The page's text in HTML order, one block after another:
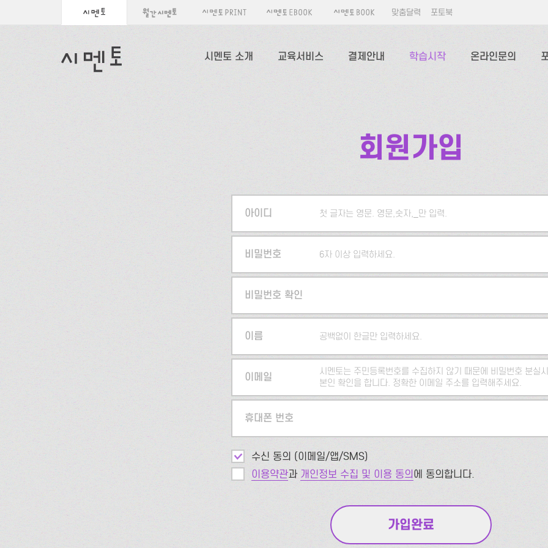
맞춤달력 포토북
시멘토 소개 교육서비스 결제안내 학습시작 온라인문의
회원가입
아이디 첫 글자는 영문. 영문,숫자,_만 입력.
5자 이상 입력하세요.
비밀번호 6자 이상 입력하세요.
비밀번호 확인
이름 공백없이 한글만 입력하세요.
이메일
시멘토는 주민등록번호를 수집하지 않기 때문에 비밀번호 분실
본인 확인을 합니다. 정확한 이메일 주소를 입력해주세요.
휴대폰 번호
수신 동의 (이메일/앱/SMS)
이용약관과 개인정보 수집 및 이용 동의에 동의합니다.